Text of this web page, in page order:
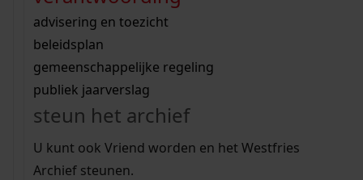
bouwvergunningen
omgevingsvergunningen
vergunningen
beeld en geluid
uitleg nodig?
Wij helpen u op weg met een aantal zoektips.
bekijk alle zoektips
Wij helpen u op weg met een aantal zoektips.
bekijk alle zoektips
bekijk ons geschiedenislokaal
advisering en toezicht
beleidsplan
gemeenschappelijke regeling
publiek jaarverslag
steun het archief
U kunt ook Vriend worden en het Westfries
Archief steunen.
zoektips
Mijn Studiezaal (inloggen)
uw zoekopdracht te